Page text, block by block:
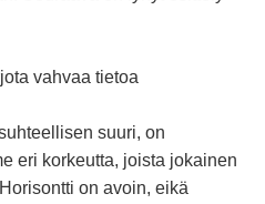
vahvaa tietoa
suuri, on
eri korkeutta, joista jokainen
on avoin, eikä